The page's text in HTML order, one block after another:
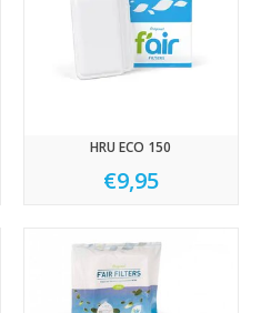
HRU ECO 150
€9,95